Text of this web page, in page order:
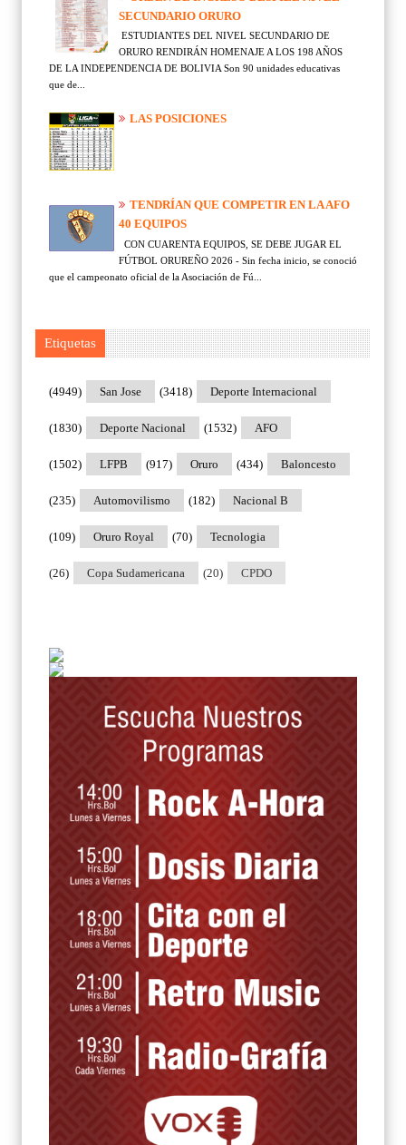
SECUNDARIO ORURO
ESTUDIANTES DEL NIVEL SECUNDARIO DE
ORURO RENDIRÁN HOMENAJE A LOS 198 AÑOS
DE LA INDEPENDENCIA DE BOLIVIA Son 90 unidades educativas
que de...
LAS POSICIONES
TENDRÍAN QUE COMPETIR EN LA AFO
40 EQUIPOS
CON CUARENTA EQUIPOS, SE DEBE JUGAR EL
FÚTBOL ORUREÑO 2026 - Sin fecha inicio, se conoció
que el campeonato oficial de la Asociación de Fú...
Etiquetas
San Jose
(4949) Deporte Internacional
(3418)
Deporte Nacional
(1830) AFO
(1532)
LFPB
(1502) Oruro
(917) Baloncesto
(434)
Automovilismo
(235) Nacional B
(182)
Oruro Royal
(109) Tecnologia
(70)
Copa Sudamericana
(26) CPDO
(20)